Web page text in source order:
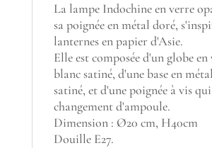
La lampe Indochine en verre
sa poignée en métal doré,
lanternes en papier d'Asie.
Elle est composée d'un globe en
blanc satiné, d'une base en
satiné, et d'une poignée à vis
changement d'ampoule.
Dimension : Ø20 cm, H40cm
Douille E27.